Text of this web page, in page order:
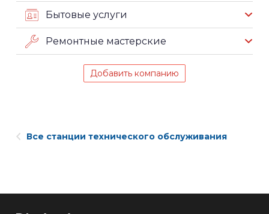
Бытовые услуги
Ремонтные мастерские
Добавить компанию
Все станции технического обслуживания